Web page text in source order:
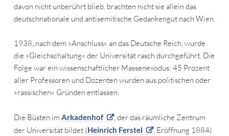
davon nicht unberührt blieb, brachten nicht sie allein das
deutschnationale und antisemitische Gedankengut nach Wien.
1938, nach dem »Anschluss« an das Deutsche Reich, wurde
die »Gleichschaltung« der Universität rasch durchgeführt. Die
Folge war ein wissenschaftlicher Massenexodus: 45 Prozent
aller Professoren und Dozenten wurden aus politischen oder
»rassischen« Gründen entlassen.
Die Büsten im Arkadenhof
, der das räumliche Zentrum
der Universität bildet (Heinrich Ferstel
, Eröffnung 1884)